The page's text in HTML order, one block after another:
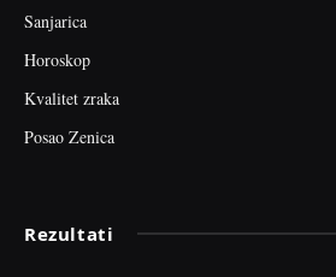
Sanjarica
Horoskop
Kvalitet zraka
Posao Zenica
Rezultati